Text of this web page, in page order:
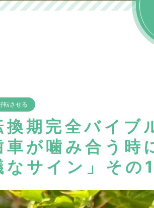
転させる
換期完全バイブ
車が噛み合う時
なサイン」その